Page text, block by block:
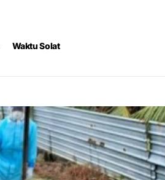
Waktu Solat